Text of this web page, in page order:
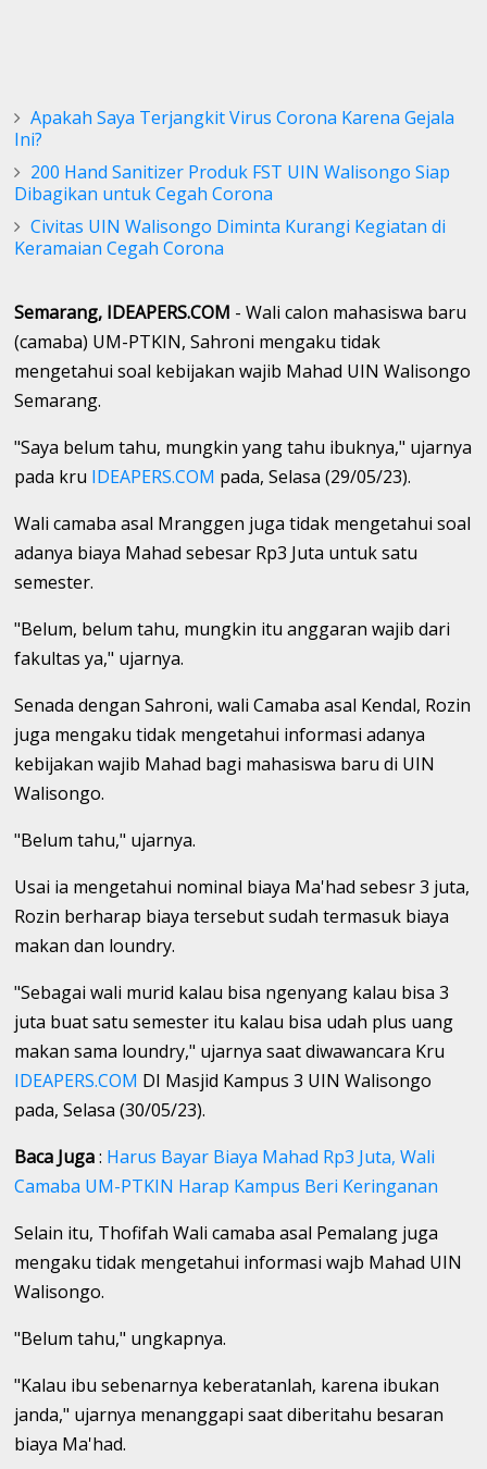
Apakah Saya Terjangkit Virus Corona Karena Gejala
Ini?
200 Hand Sanitizer Produk FST UIN Walisongo Siap
Dibagikan untuk Cegah Corona
Civitas UIN Walisongo Diminta Kurangi Kegiatan di
Keramaian Cegah Corona
Semarang, IDEAPERS.COM - Wali calon mahasiswa baru
(camaba) UM-PTKIN, Sahroni mengaku tidak
mengetahui soal kebijakan wajib Mahad UIN Walisongo
Semarang.
"Saya belum tahu, mungkin yang tahu ibuknya," ujarnya
pada kru IDEAPERS.COM pada, Selasa (29/05/23).
Wali camaba asal Mranggen juga tidak mengetahui soal
adanya biaya Mahad sebesar Rp3 Juta untuk satu
semester.
"Belum, belum tahu, mungkin itu anggaran wajib dari
fakultas ya," ujarnya.
Senada dengan Sahroni, wali Camaba asal Kendal, Rozin
juga mengaku tidak mengetahui informasi adanya
kebijakan wajib Mahad bagi mahasiswa baru di UIN
Walisongo.
"Belum tahu," ujarnya.
Usai ia mengetahui nominal biaya Ma'had sebesr 3 juta,
Rozin berharap biaya tersebut sudah termasuk biaya
makan dan loundry.
"Sebagai wali murid kalau bisa ngenyang kalau bisa 3
juta buat satu semester itu kalau bisa udah plus uang
makan sama loundry," ujarnya saat diwawancara Kru
IDEAPERS.COM DI Masjid Kampus 3 UIN Walisongo
pada, Selasa (30/05/23).
Baca Juga: Harus Bayar Biaya Mahad Rp3 Juta, Wali
Camaba UM-PTKIN Harap Kampus Beri Keringanan
Selain itu, Thofifah Wali camaba asal Pemalang juga
mengaku tidak mengetahui informasi wajb Mahad UIN
Walisongo.
"Belum tahu," ungkapnya.
"Kalau ibu sebenarnya keberatanlah, karena ibukan
janda," ujarnya menanggapi saat diberitahu besaran
biaya Ma'had.